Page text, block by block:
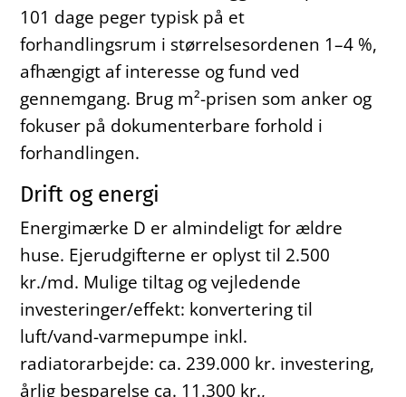
101 dage peger typisk på et
forhandlingsrum i størrelsesordenen 1–4 %,
afhængigt af interesse og fund ved
gennemgang. Brug m²-prisen som anker og
fokuser på dokumenterbare forhold i
forhandlingen.
Drift og energi
Energimærke D er almindeligt for ældre
huse. Ejerudgifterne er oplyst til 2.500
kr./md. Mulige tiltag og vejledende
investeringer/effekt: konvertering til
luft/vand-varmepumpe inkl.
radiatorarbejde: ca. 239.000 kr. investering,
årlig besparelse ca. 11.300 kr.,